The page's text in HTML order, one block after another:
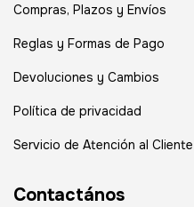
Compras, Plazos y Envíos
Reglas y Formas de Pago
Devoluciones y Cambios
Política de privacidad
Servicio de Atención al Cliente
Contactános